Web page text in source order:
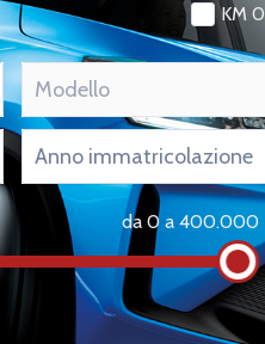
KM 0
da 0 a 400.000